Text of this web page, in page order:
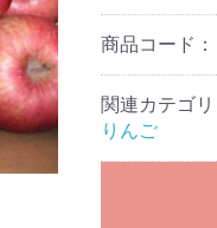
商品コード：
関連カテゴリ
りんご